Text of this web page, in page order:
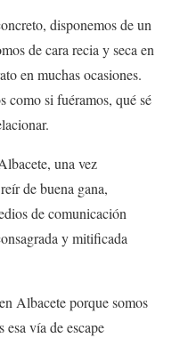
disponemos de un
de cara recia y seca en
en muchas ocasiones.
como si fuéramos, qué sé
una vez
de buena gana,
de comunicación
y mitificada
Albacete porque somos
esa vía de escape